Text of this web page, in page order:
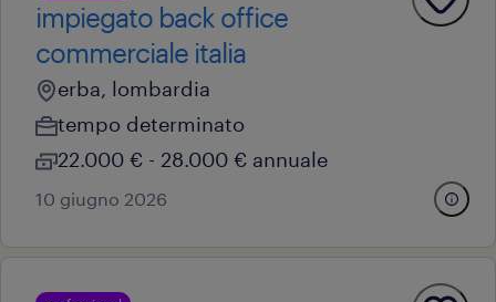
impiegato back office
commerciale italia
erba, lombardia
tempo determinato
22.000 € - 28.000 € annuale
10 giugno 2026